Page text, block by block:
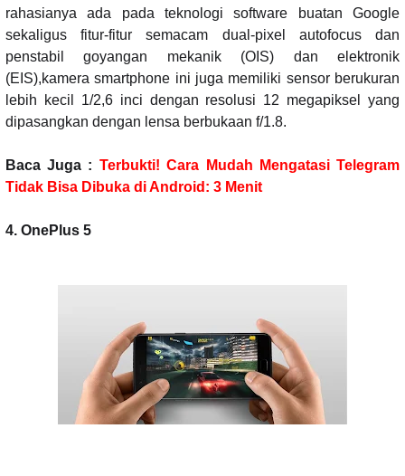
rahasianya ada pada teknologi software buatan Google
sekaligus fitur-fitur semacam dual-pixel autofocus dan
penstabil goyangan mekanik (OIS) dan elektronik
(EIS),kamera smartphone ini juga memiliki sensor berukuran
lebih kecil 1/2,6 inci dengan resolusi 12 megapiksel yang
dipasangkan dengan lensa berbukaan f/1.8.
Baca Juga : Terbukti! Cara Mudah Mengatasi Telegram
Tidak Bisa Dibuka di Android: 3 Menit
4. OnePlus 5